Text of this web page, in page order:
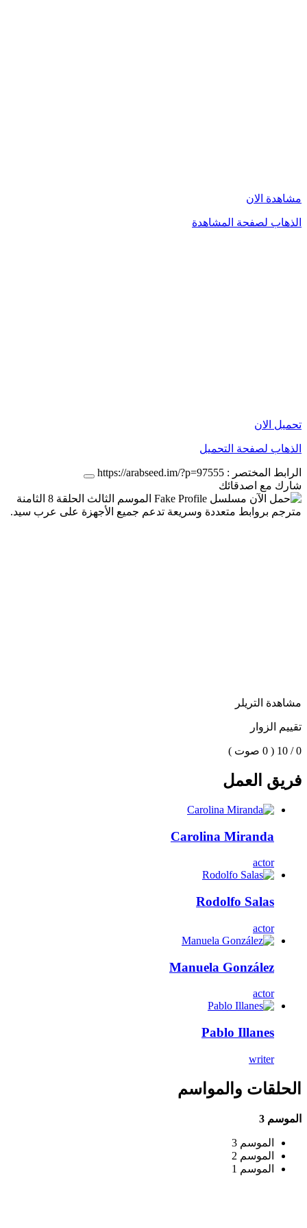
مشاهدة الان
الذهاب لصفحة المشاهدة
تحميل الان
الذهاب لصفحة التحميل
الرابط المختصر : https://arabseed.im/?p=97555
شارك مع اصدقائك
مشاهدة التريلر
تقييم الزوار
0 / 10 ( 0 صوت )
فريق العمل
Carolina Miranda
actor
Rodolfo Salas
actor
Manuela González
actor
Pablo Illanes
writer
الحلقات والمواسم
الموسم 3
الموسم 3
الموسم 2
الموسم 1